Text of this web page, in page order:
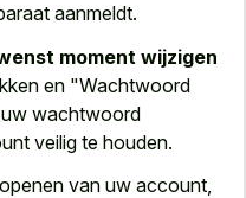
aanmeldt.
moment wijzigen
en "Wachtwoord
wachtwoord
veilig te houden.
van uw account,